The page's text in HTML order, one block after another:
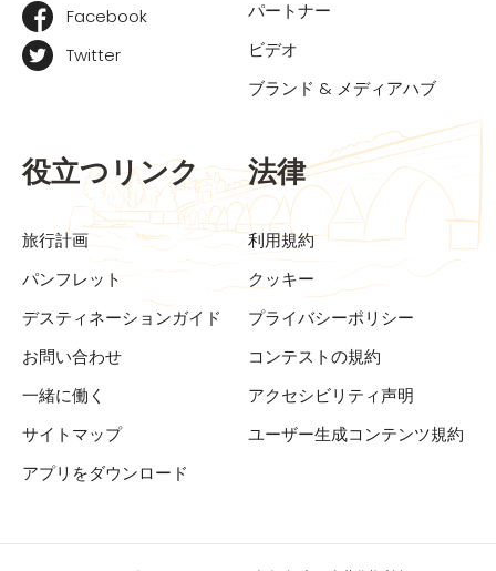
Facebook
Twitter
パートナー
ビデオ
ブランド & メディアハブ
役立つリンク
旅行計画
パンフレット
デスティネーションガイド
お問い合わせ
一緒に働く
サイトマップ
アプリをダウンロード
法律
利用規約
クッキー
プライバシーポリシー
コンテストの規約
アクセシビリティ声明
ユーザー生成コンテンツ規約